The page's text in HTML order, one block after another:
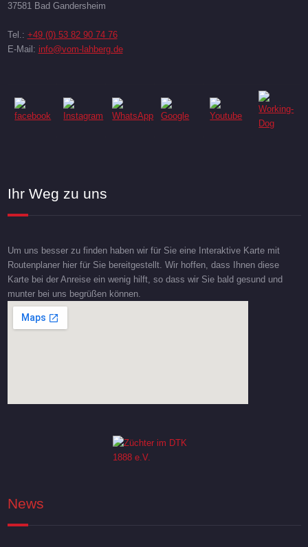
37581 Bad Gandersheim
Tel.: +49 (0) 53 82 90 74 76
E-Mail: info@vom-lahberg.de
Ihr Weg zu uns
Um uns besser zu finden haben wir für Sie eine Interaktive Karte mit
Routenplaner hier für Sie bereitgestellt. Wir hoffen, dass Ihnen diese
Karte bei der Anreise ein wenig hilft, so dass wir Sie bald gesund und
munter bei uns begrüßen können.
News